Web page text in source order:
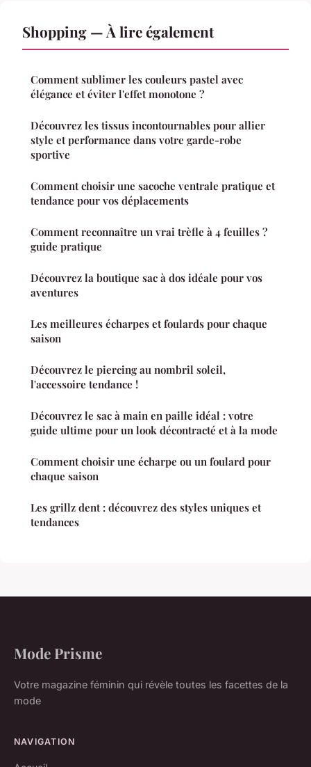
Shopping — À lire également
Comment sublimer les couleurs pastel avec
élégance et éviter l'effet monotone ?
Découvrez les tissus incontournables pour allier
style et performance dans votre garde-robe
sportive
Comment choisir une sacoche ventrale pratique et
tendance pour vos déplacements
Comment reconnaître un vrai trèfle à 4 feuilles ?
guide pratique
Découvrez la boutique sac à dos idéale pour vos
aventures
Les meilleures écharpes et foulards pour chaque
saison
Découvrez le piercing au nombril soleil,
l'accessoire tendance !
Découvrez le sac à main en paille idéal : votre
guide ultime pour un look décontracté et à la mode
Comment choisir une écharpe ou un foulard pour
chaque saison
Les grillz dent : découvrez des styles uniques et
tendances
Mode Prisme
Votre magazine féminin qui révèle toutes les facettes de la
mode
NAVIGATION